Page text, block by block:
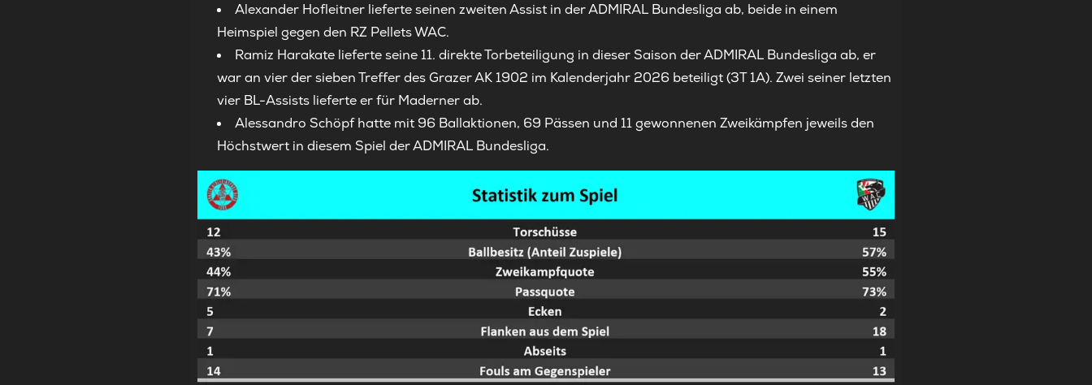
Alexander Hofleitner lieferte seinen zweiten Assist in der ADMIRAL Bundesliga ab, beide in einem
Heimspiel gegen den RZ Pellets WAC.
Ramiz Harakate lieferte seine 11. direkte Torbeteiligung in dieser Saison der ADMIRAL Bundesliga ab, er
war an vier der sieben Treffer des Grazer AK 1902 im Kalenderjahr 2026 beteiligt (3T 1A). Zwei seiner letzten
vier BL-Assists lieferte er für Maderner ab.
Alessandro Schöpf hatte mit 96 Ballaktionen, 69 Pässen und 11 gewonnenen Zweikämpfen jeweils den
Höchstwert in diesem Spiel der ADMIRAL Bundesliga.